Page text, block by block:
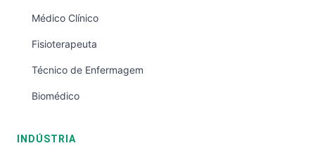
Médico Clínico
Fisioterapeuta
Técnico de Enfermagem
Biomédico
INDÚSTRIA